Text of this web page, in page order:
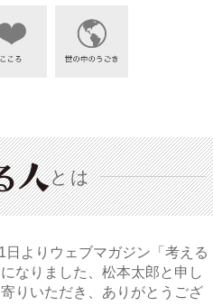
とは
よりウェブマガジン「考える
なりました、松本太郎と申し
りいただき、ありがとうござ